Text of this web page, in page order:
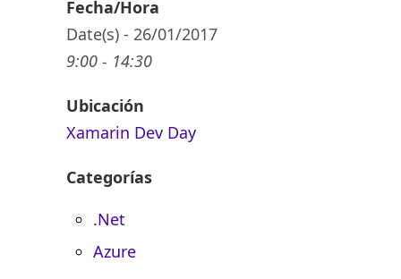
Fecha/Hora
Date(s) - 26/01/2017
9:00 - 14:30
Ubicación
Xamarin Dev Day
Categorías
.Net
Azure